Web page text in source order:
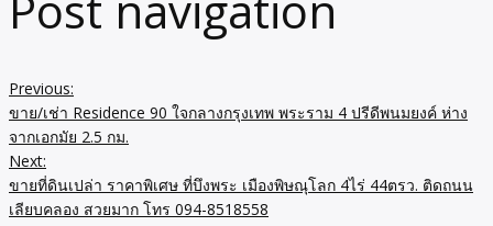
Previous:
ขาย/เช่า Residence 90 ใจกลางกรุงเทพ พระราม 4 ปรีดีพนมยงค์ ห่าง
จากเอกมัย 2.5 กม.
Next:
ขายที่ดินเปล่า ราคาพิเศษ ที่บึงพระ เมืองพิษณุโลก 4ไร่ 44ตรว. ติดถนน
เลียบคลอง สวยมาก โทร 094-8518558